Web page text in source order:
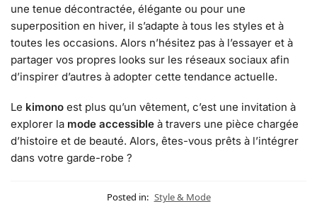
une tenue décontractée, élégante ou pour une
superposition en hiver, il s’adapte à tous les styles et à
toutes les occasions. Alors n’hésitez pas à l’essayer et à
partager vos propres looks sur les réseaux sociaux afin
d’inspirer d’autres à adopter cette tendance actuelle.
Le kimono est plus qu’un vêtement, c’est une invitation à
explorer la mode accessible à travers une pièce chargée
d’histoire et de beauté. Alors, êtes-vous prêts à l’intégrer
dans votre garde-robe ?
Posted in: Style & Mode